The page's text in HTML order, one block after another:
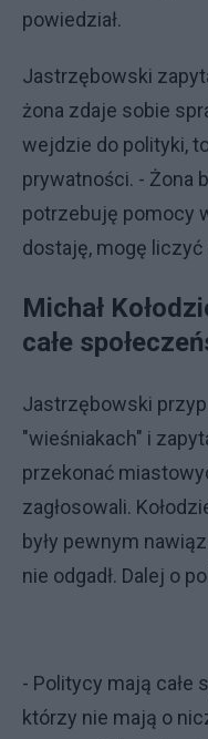
powiedział.
Jastrzębowski
żona zdaje sobie
wejdzie do polityki,
prywatności. - Żona
potrzebuję pomocy
dostaję, mogę liczyć
Michał
całe
Jastrzębowski
"wieśniakach" i
przekonać
zagłosowali.
były pewnym
nie odgadł. Dalej o
- Politycy mają całe
którzy nie mają o